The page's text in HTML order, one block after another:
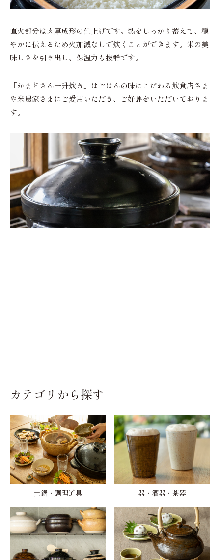
直火部分は肉厚成形の仕上げです。熱をしっかり蓄えて、穏
やかに伝えるため火加減なしで炊くことができます。米の美
味しさを引き出し、保温力も抜群です。
「かまどさん一升炊き」はごはんの味にこだわる飲食店さま
や米農家さまにご愛用いただき、ご好評をいただいておりま
す。
カテゴリから探す
土鍋・調理道具 器・酒器・茶器